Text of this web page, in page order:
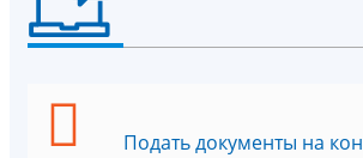
Подать документы на